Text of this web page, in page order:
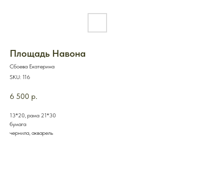
Площадь Навона
Сбоева Екатерина
SKU: 116
6 500 р.
13*20, рама 21*30
бумага
чернила, акварель